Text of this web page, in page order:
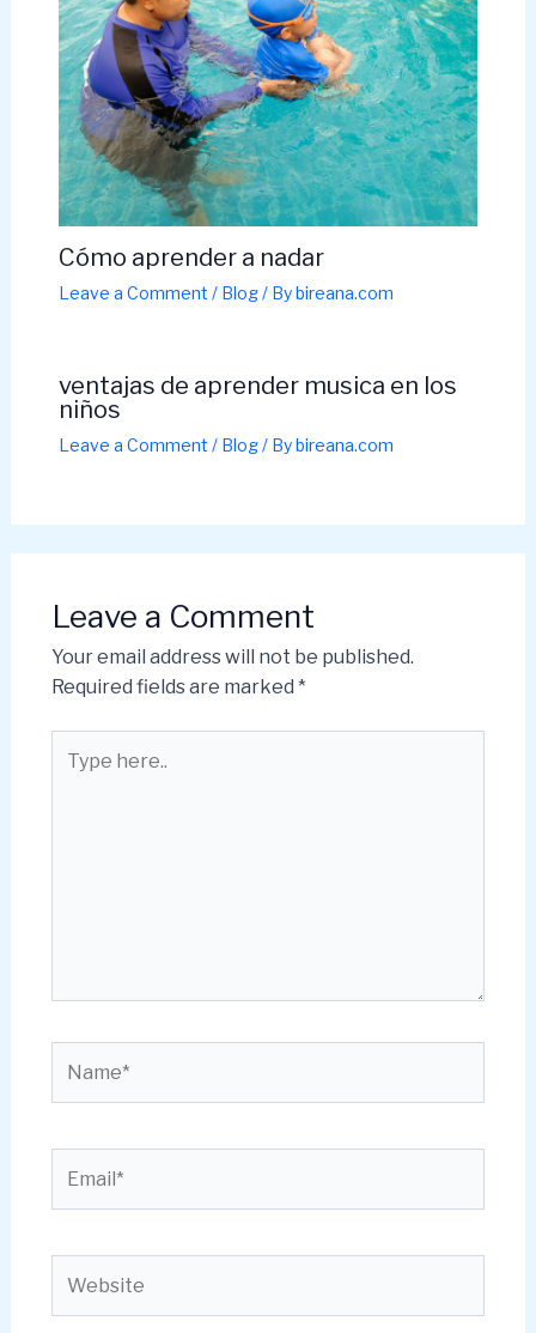
Cómo aprender a nadar
Leave a Comment / Blog/ Bybireana.com
ventajas de aprender musica en los
niños
Leave a Comment / Blog/ Bybireana.com
Leave a Comment
Your email address will not be published.
Required fields are marked *
here..